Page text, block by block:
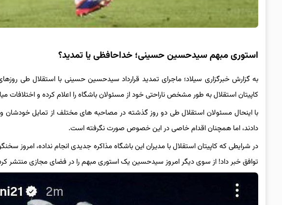
استوری مبهم سیدحسین حسینی؛ خداحافظی یا تمدید؟
به گزارش خبرگزاری سیلاد؛ ماجرای تمدید قرارداد سیدحسین حسینی با استقلال طی
کاپیتان استقلال به طور مشخص ناراحتی خود از مسئولان باشگاه را اعلام کرده و اختلافات
با اینحال مسئولان استقلال طی دو روز گذشته در مصاحبه های مختلف از تمایل خودشان و
دادند، اما همچنان اقدام خاصی در این خصوص صورت نگرفته است.
در شرایطی که کاپیتان استقلال با مدیران این باشگاه مذاکره جدیدی انجام نداده، امروز
توافق خبر داد! از سوی دیگر امروز سیدحسین یک استوری مبهم را در فضای مجازی منتشر کرد